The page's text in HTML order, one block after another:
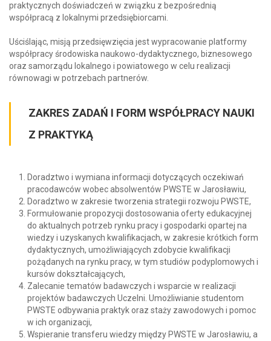
praktycznych doświadczeń w związku z bezpośrednią
współpracą z lokalnymi przedsiębiorcami.
Uściślając, misją przedsięwzięcia jest wypracowanie platformy
współpracy środowiska naukowo-dydaktycznego, biznesowego
oraz samorządu lokalnego i powiatowego w celu realizacji
równowagi w potrzebach partnerów.
ZAKRES ZADAŃ I FORM WSPÓŁPRACY NAUKI
Z PRAKTYKĄ
Doradztwo i wymiana informacji dotyczących oczekiwań
pracodawców wobec absolwentów PWSTE w Jarosławiu,
Doradztwo w zakresie tworzenia strategii rozwoju PWSTE,
Formułowanie propozycji dostosowania oferty edukacyjnej
do aktualnych potrzeb rynku pracy i gospodarki opartej na
wiedzy i uzyskanych kwalifikacjach, w zakresie krótkich form
dydaktycznych, umożliwiających zdobycie kwalifikacji
pożądanych na rynku pracy, w tym studiów podyplomowych i
kursów dokształcających,
Zalecanie tematów badawczych i wsparcie w realizacji
projektów badawczych Uczelni. Umożliwianie studentom
PWSTE odbywania praktyk oraz staży zawodowych i pomoc
w ich organizacji,
Wspieranie transferu wiedzy między PWSTE w Jarosławiu, a